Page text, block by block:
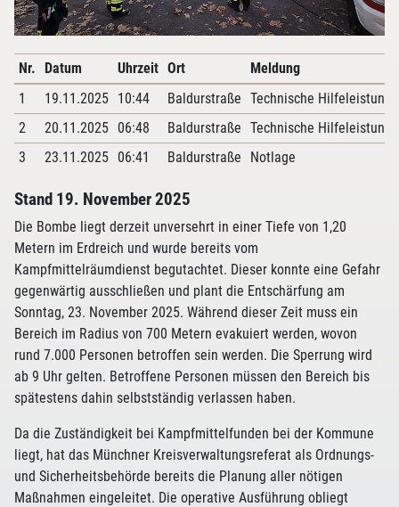
Nr. Datum Uhrzeit Ort
Meldung
1
19.11.2025 10:44 Baldurstraße Technische Hilfeleistung
2
20.11.2025 06:48 Baldurstraße Technische Hilfeleistung
3
23.11.2025 06:41 Baldurstraße Notlage
Stand 19. November 2025
Die Bombe liegt derzeit unversehrt in einer Tiefe von 1,20
Metern im Erdreich und wurde bereits vom
Kampfmittelräumdienst begutachtet. Dieser konnte eine Gefahr
gegenwärtig ausschließen und plant die Entschärfung am
Sonntag, 23. November 2025. Während dieser Zeit muss ein
Bereich im Radius von 700 Metern evakuiert werden, wovon
rund 7.000 Personen betroffen sein werden. Die Sperrung wird
ab 9 Uhr gelten. Betroffene Personen müssen den Bereich bis
spätestens dahin selbstständig verlassen haben.
Da die Zuständigkeit bei Kampfmittelfunden bei der Kommune
liegt, hat das Münchner Kreisverwaltungsreferat als Ordnungs-
und Sicherheitsbehörde bereits die Planung aller nötigen
Maßnahmen eingeleitet. Die operative Ausführung obliegt